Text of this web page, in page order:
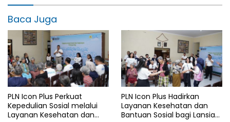
Baca Juga
PLN Icon Plus Perkuat
Kepedulian Sosial melalui
Layanan Kesehatan dan
PLN Icon Plus Hadirkan
Layanan Kesehatan dan
Bantuan Sosial bagi Lansia